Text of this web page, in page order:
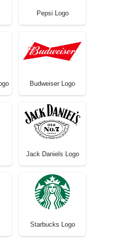
Pepsi Logo
Budweiser Logo
Jack Daniels Logo
Starbucks Logo